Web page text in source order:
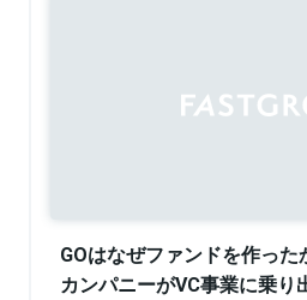
GOはなぜファンドを作っ
カンパニーがVC事業に乗り